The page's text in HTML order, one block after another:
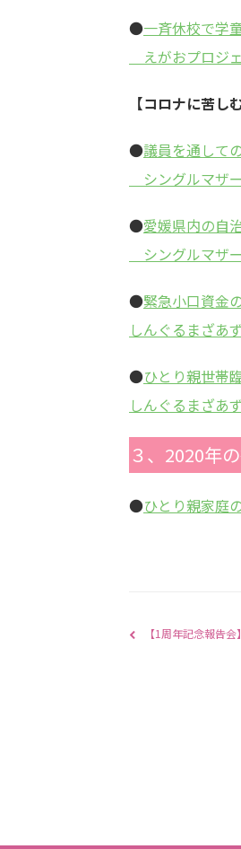
●一斉休校で学
えがおプロジ
【コロナに苦し
●議員を通して
シングルマザ
●愛媛県内の自
シングルマザ
●緊急小口資金
しんぐるまざあ
●ひとり親世帯
しんぐるまざあ
３、2020年
●ひとり親家庭
【1周年記念報告